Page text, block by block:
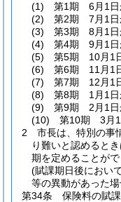
(1)
第1期 6月1日
(2)
第2期 7月1日
(3)
第3期 8月1日
(4)
第4期 9月1日
(5)
第5期 10月1
(6)
第6期 11月1
(7)
第7期 12月1
(8)
第8期 1月1日
(9)
第9期 2月1日
(10)
第10期 3月1
2
市長は、特別の事
り難いと認めるとき
期を定めることがで
(賦課期日後におい
等の異動があった
第34条
保険料の賦